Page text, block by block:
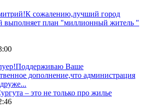
сожалению,лучший город
выполняет план "миллионный житель "
Ваше
дополнение,что администрация
‒ это не только про жилье